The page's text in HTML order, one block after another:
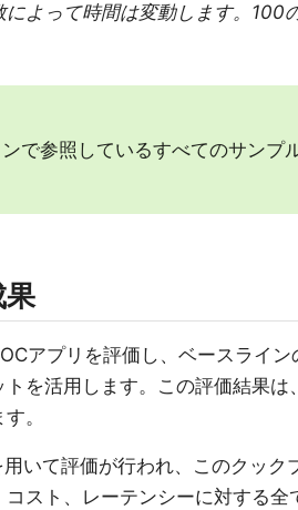
よって時間は変動します。100
で参照しているすべてのサンプ
アプリを評価し、ベースライ
を活用します。この評価結果は
。
用いて評価が行われ、このクック
スト、レーテンシーに対する全